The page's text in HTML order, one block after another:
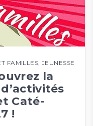
FAMILLES JEUNESSE
la
Caté-
!